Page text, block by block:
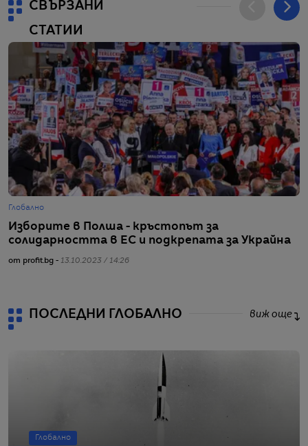
СВЪРЗАНИ
СТАТИИ
Глобално
Изборите в Полша - кръстопът за
солидарността в ЕС и подкрепата за Украйна
от profit.bg - 13.10.2023 / 14:26
ПОСЛЕДНИ ГЛОБАЛНО виж още
Глобално